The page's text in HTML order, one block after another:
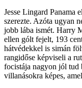
Jesse Lingard Panama
szerezte. Azóta ugyan
jobb lába ismét. Harry
ellen gólt fejelt, 193
hátvédekkel is simán
rangidőse képviseli a
focistája nagyon jól tud
villanásokra képes,